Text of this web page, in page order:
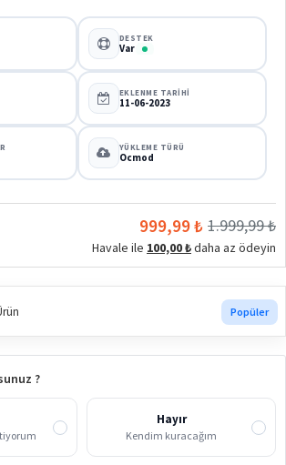
DESTEK
Var
EKLENME TARIHI
11-06-2023
YÜKLEME TÜRÜ
Ocmod
999,99 ₺ 1.999,99 ₺
Havale ile 100,00 ₺daha az ödeyin
Popüler
?
Hayır
Kendim kuracağım